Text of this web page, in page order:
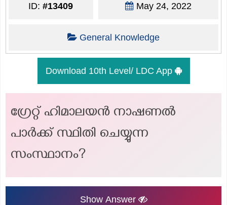
ID:#13409 May 24, 2022
General Knowledge
Download 10th Level/ LDC App
ഗ്രേറ്റ് ഹിമാലയൻ നാഷണൽ
പാർക്ക് സ്ഥിതി ചെയ്യുന്ന
സംസ്ഥാനം?
Show Answer